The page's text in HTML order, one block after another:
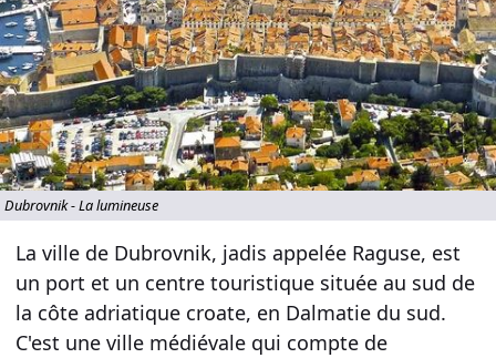
Dubrovnik - La lumineuse
La ville de Dubrovnik, jadis appelée Raguse, est
un port et un centre touristique située au sud de
la côte adriatique croate, en Dalmatie du sud.
C'est une ville médiévale qui compte de